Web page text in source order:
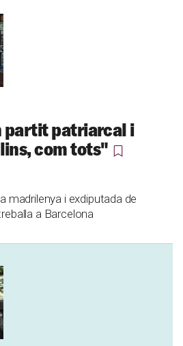
partit patriarcal i
com tots"
madrilenya i exdiputada de
a Barcelona